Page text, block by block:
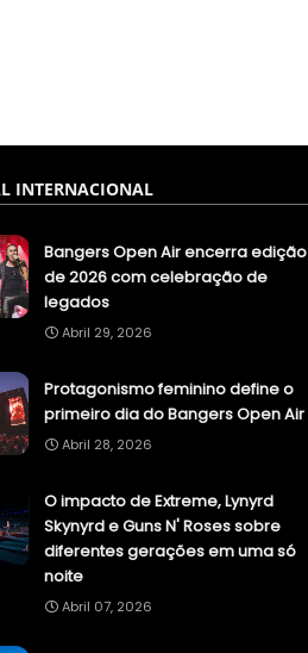
INTERNACIONAL
Bangers Open Air encerra edição
de 2026 com celebração de
legados
Abril 29, 2026
Protagonismo feminino define o
primeiro dia do Bangers Open Air
Abril 28, 2026
O impacto de Extreme, Lynyrd
Skynyrd e Guns N' Roses sobre
diferentes gerações em uma só
noite
Abril 07, 2026